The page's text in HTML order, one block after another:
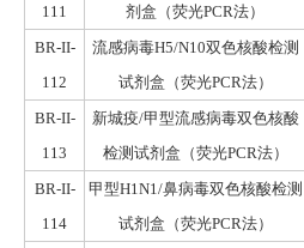
111
剂盒 （荧光PCR法）
BR-II-
112
流感病毒H5/N10双色核酸检测
试剂盒 （荧光PCR法）
BR-II-
113
新城疫/甲型流感病毒双色核酸
检测试剂盒 （荧光PCR法）
BR-II-
114
甲型H1N1/鼻病毒双色核酸检测
试剂盒 （荧光PCR法）